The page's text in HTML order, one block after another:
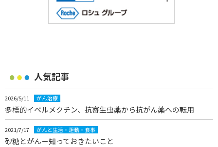
人気記事
2026/5/11 がん治療
多標的イベルメクチン、抗寄生虫薬から抗がん薬への転用
2021/7/17 がんと生活・運動・食事
砂糖とがん－知っておきたいこと